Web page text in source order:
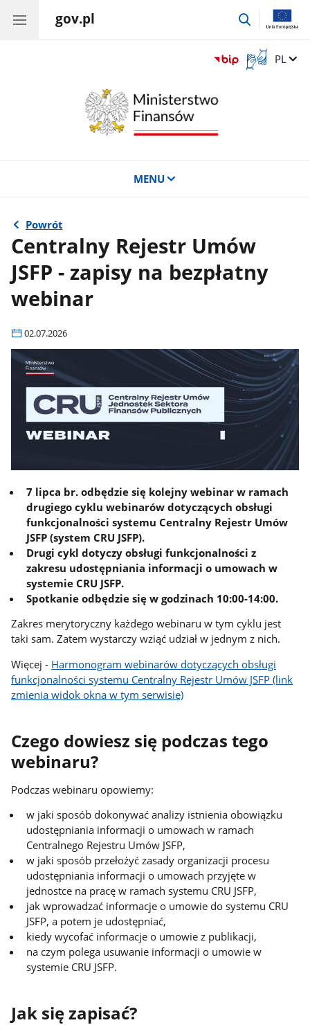
gov.pl
przejdź
Otwórz
okno
Zmień
PL
MENU
Powrót
Centralny Rejestr Umów
JSFP - zapisy na bezpłatny
webinar
02.07.2026
7 lipca br. odbędzie się kolejny webinar w ramach
drugiego cyklu webinarów dotyczących obsługi
funkcjonalności systemu Centralny Rejestr Umów
JSFP (system CRU JSFP).
Drugi cykl dotyczy obsługi funkcjonalności z
zakresu udostępniania informacji o umowach w
systemie CRU JSFP.
Spotkanie odbędzie się w godzinach 10:00-14:00.
Zakres merytoryczny każdego webinaru w tym cyklu jest
taki sam. Zatem wystarczy wziąć udział w jednym z nich.
Więcej - Harmonogram webinarów dotyczących obsługi
funkcjonalności systemu Centralny Rejestr Umów JSFP (link
zmienia widok okna w tym serwisie)
Czego dowiesz się podczas tego
webinaru?
Podczas webinaru opowiemy:
w jaki sposób dokonywać analizy istnienia obowiązku
udostępniania informacji o umowach w ramach
Centralnego Rejestru Umów JSFP,
w jaki sposób przełożyć zasady organizacji procesu
udostępniania informacji o umowach przyjęte w
jednostce na pracę w ramach systemu CRU JSFP,
jak wprowadzać informacje o umowie do systemu CRU
JSFP, a potem je udostępniać,
kiedy wycofać informacje o umowie z publikacji,
na czym polega usuwanie informacji o umowie w
systemie CRU JSFP.
Jak się zapisać?